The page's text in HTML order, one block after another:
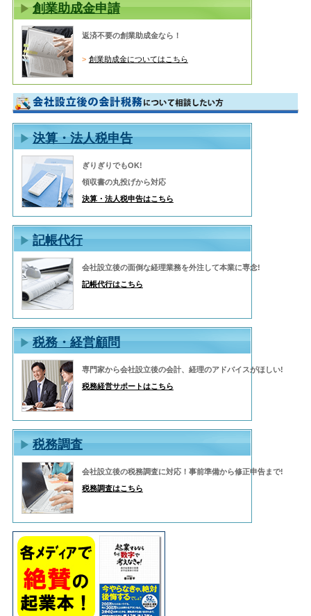
創業助成金申請
返済不要の創業助成金なら！
創業助成金についてはこちら
決算・法人税申告
ぎりぎりでもOK!
領収書の丸投げから対応
決算・法人税申告はこちら
記帳代行
会社設立後の面倒な経理業務を外注して本業に専念!
記帳代行はこちら
税務・経営顧問
専門家から会社設立後の会計、経理のアドバイスがほしい!
税務経営サポートはこちら
税務調査
会社設立後の税務調査に対応！事前準備から修正申告まで!
税務調査はこちら